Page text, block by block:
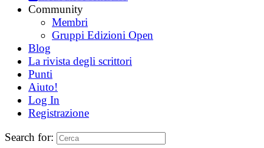
Community
Membri
Gruppi Edizioni Open
Blog
La rivista degli scrittori
Punti
Aiuto!
Log In
Registrazione
Search for: